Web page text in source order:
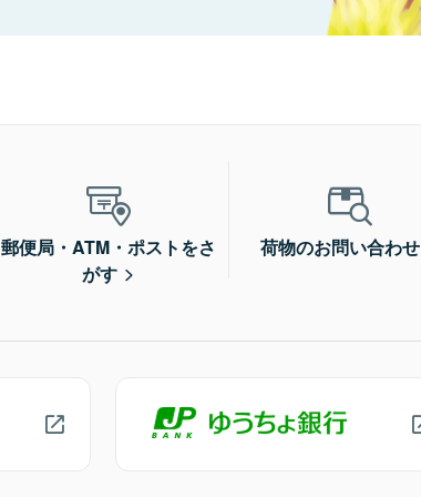
郵便局・ATM・ポストをさ
がす
荷物のお問い合わせ